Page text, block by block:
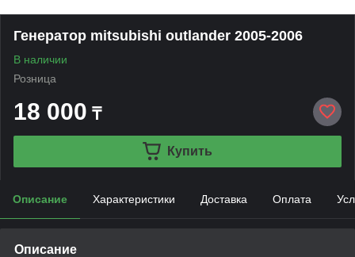
Генератор mitsubishi outlander 2005-2006
В наличии
Розница
18 000 ₸
Купить
Описание Характеристики Доставка Оплата
Описание